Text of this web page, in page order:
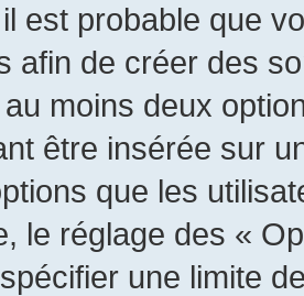
est probable que
afin de créer des
moins deux
être insérée sur
que les
le réglage des «
une limite